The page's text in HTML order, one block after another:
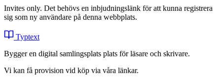
Invites only. Det behövs en inbjudningslänk för att kunna registrera
sig som ny användare på denna webbplats.
Typtext
Bygger en digital samlingsplats plats för läsare och skrivare.
Vi kan få provision vid köp via våra länkar.